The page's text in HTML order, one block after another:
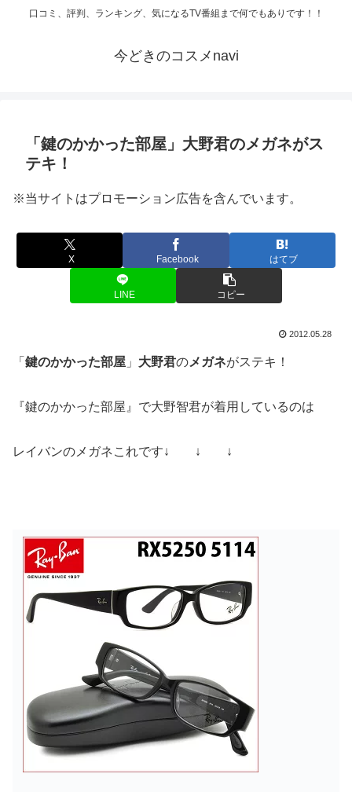
口コミ、評判、ランキング、気になるTV番組まで何でもありです！！
今どきのコスメnavi
「鍵のかかった部屋」大野君のメガネがス
テキ！
※当サイトはプロモーション広告を含んでいます。
X Facebook はてブ
LINE コピー
2012.05.28
「 鍵のかかった部屋 」 大野君のメガネがステキ！
『鍵のかかった部屋』で大野智君が着用しているのは
レイバンのメガネこれです↓ ↓ ↓